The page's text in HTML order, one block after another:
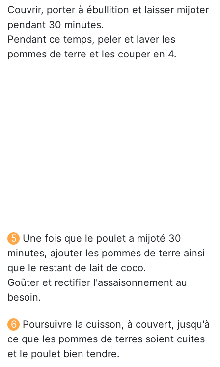
Couvrir, porter à ébullition et laisser mijoter
pendant 30 minutes.
Pendant ce temps, peler et laver les
pommes de terre et les couper en 4.
Une fois que le poulet a mijoté 30
minutes, ajouter les pommes de terre ainsi
que le restant de lait de coco.
Goûter et rectifier l'assaisonnement au
besoin.
Poursuivre la cuisson, à couvert, jusqu'à
ce que les pommes de terres soient cuites
et le poulet bien tendre.